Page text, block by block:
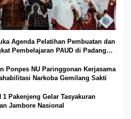
Agenda Pelatihan Pembuatan dan
Pembelajaran PAUD di Padang
Ponpes NU Paringgonan Kerjasama
Narkoba Gemilang Sakti
Pakenjeng Gelar Tasyakuran
Jambore Nasional